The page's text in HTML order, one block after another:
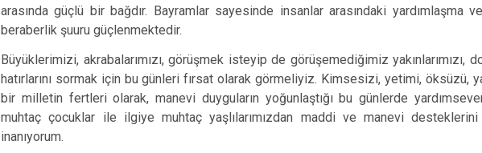
Datça
arasında güçlü bir bağdır. Bayramlar sayesinde insanlar arasındaki yardımlaşma
beraberlik şuuru güçlenmektedir.
Büyüklerimizi, akrabalarımızı, görüşmek isteyip de görüşemediğimiz yakınlarımızı,
hatırlarını sormak için bu günleri fırsat olarak görmeliyiz. Kimsesizi, yetimi, öksüzü,
bir milletin fertleri olarak, manevi duyguların yoğunlaştığı bu günlerde
muhtaç çocuklar ile ilgiye muhtaç yaşlılarımızdan maddi ve manevi
inanıyorum.